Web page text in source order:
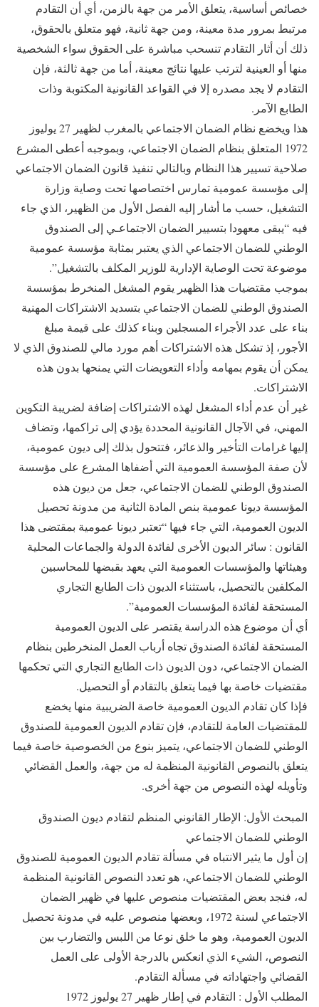
خصائص أساسية، يتعلق الأمر من جهة بالزمن، أي أن التقادم
مرتبط بمرور مدة معينة، ومن جهة ثانية، فهو متعلق بالحقوق،
ذلك أن أثار التقادم تنسحب مباشرة على الحقوق سواء الشخصية
منها أو العينية لترتب عليها نتائج معينة، أما من جهة ثالثة، فإن
التقادم لا يجد مصدره إلا في القواعد القانونية المكتوبة وذات
الطابع الآمر.
هذا ويخضع نظام الضمان الاجتماعي بالمغرب لظهير 27 يوليوز
1972 المتعلق بنظام الضمان الاجتماعي، وبموجبه أعطى المشرع
صلاحية تسيير هذا النظام وبالتالي تنفيذ قانون الضمان الاجتماعي
إلى مؤسسة عمومية تمارس اختصاصها تحت وصاية وزارة
التشغيل، حسب ما أشار إليه الفصل الأول من الظهير، الذي جاء
فيه “يبقى معهودا بتسيير الضمان الاجتماعـي إلى الصندوق
الوطني للضمان الاجتماعي الذي يعتبر بمثابة مؤسسة عمومية
موضوعة تحت الوصاية الإدارية للوزير المكلف بالتشغيل”.
بموجب مقتضيات هذا الظهير يقوم المشغل المنخرط بمؤسسة
الصندوق الوطني للضمان الاجتماعي بتسديد الاشتراكات المهنية
بناء على عدد الأجراء المسجلين وبناء كذلك على قيمة مبلغ
الأجور، إذ تشكل هذه الاشتراكات أهم مورد مالي للصندوق الذي لا
يمكن أن يقوم بمهامه وأداء التعويضات التي يمنحها بدون هذه
الاشتراكات.
غير أن عدم أداء المشغل لهذه الاشتراكات إضافة لضريبة التكوين
المهني، في الآجال القانونية المحددة يؤدي إلى تراكمها، وتضاف
إليها غرامات التأخير والذعائر، فتتحول بذلك إلى ديون عمومية،
لأن صفة المؤسسة العمومية التي أضفاها المشرع على مؤسسة
الصندوق الوطني للضمان الاجتماعي، جعل من ديون هذه
المؤسسة ديونا عمومية بنص المادة الثانية من مدونة تحصيل
الديون العمومية، التي جاء فيها “تعتبر ديونا عمومية بمقتضى هذا
القانون : سائر الديون الأخرى لفائدة الدولة والجماعات المحلية
وهيئاتها والمؤسسات العمومية التي يعهد بقبضها للمحاسبين
المكلفين بالتحصيل، باستثناء الديون ذات الطابع التجاري
المستحقة لفائدة المؤسسات العمومية”.
أي أن موضوع هذه الدراسة يقتصر على الديون العمومية
المستحقة لفائدة الصندوق تجاه أرباب العمل المنخرطين بنظام
الضمان الاجتماعي، دون الديون ذات الطابع التجاري التي تحكمها
مقتضيات خاصة بها فيما يتعلق بالتقادم أو التحصيل.
فإذا كان تقادم الديون العمومية خاصة الضريبية منها يخضع
للمقتضيات العامة للتقادم، فإن تقادم الديون العمومية للصندوق
الوطني للضمان الاجتماعي، يتميز بنوع من الخصوصية خاصة فيما
يتعلق بالنصوص القانونية المنظمة له من جهة، والعمل القضائي
وتأويله لهذه النصوص من جهة أخرى.
المبحث الأول: الإطار القانوني المنظم لتقادم ديون الصندوق
الوطني للضمان الاجتماعي
إن أول ما يثير الانتباه في مسألة تقادم الديون العمومية للصندوق
الوطني للضمان الاجتماعي، هو تعدد النصوص القانونية المنظمة
له، فنجد بعض المقتضيات منصوص عليها في ظهير الضمان
الاجتماعي لسنة 1972، وبعضها منصوص عليه في مدونة تحصيل
الديون العمومية، وهو ما خلق نوعا من اللبس والتضارب بين
النصوص، الشيء الذي انعكس بالدرجة الأولى على العمل
القضائي واجتهاداته في مسألة التقادم.
المطلب الأول : التقادم في إطار ظهير 27 يوليوز 1972